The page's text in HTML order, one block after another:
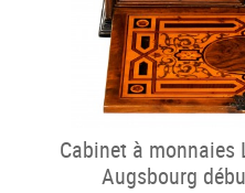
Cabinet à monnaies
Augsbourg